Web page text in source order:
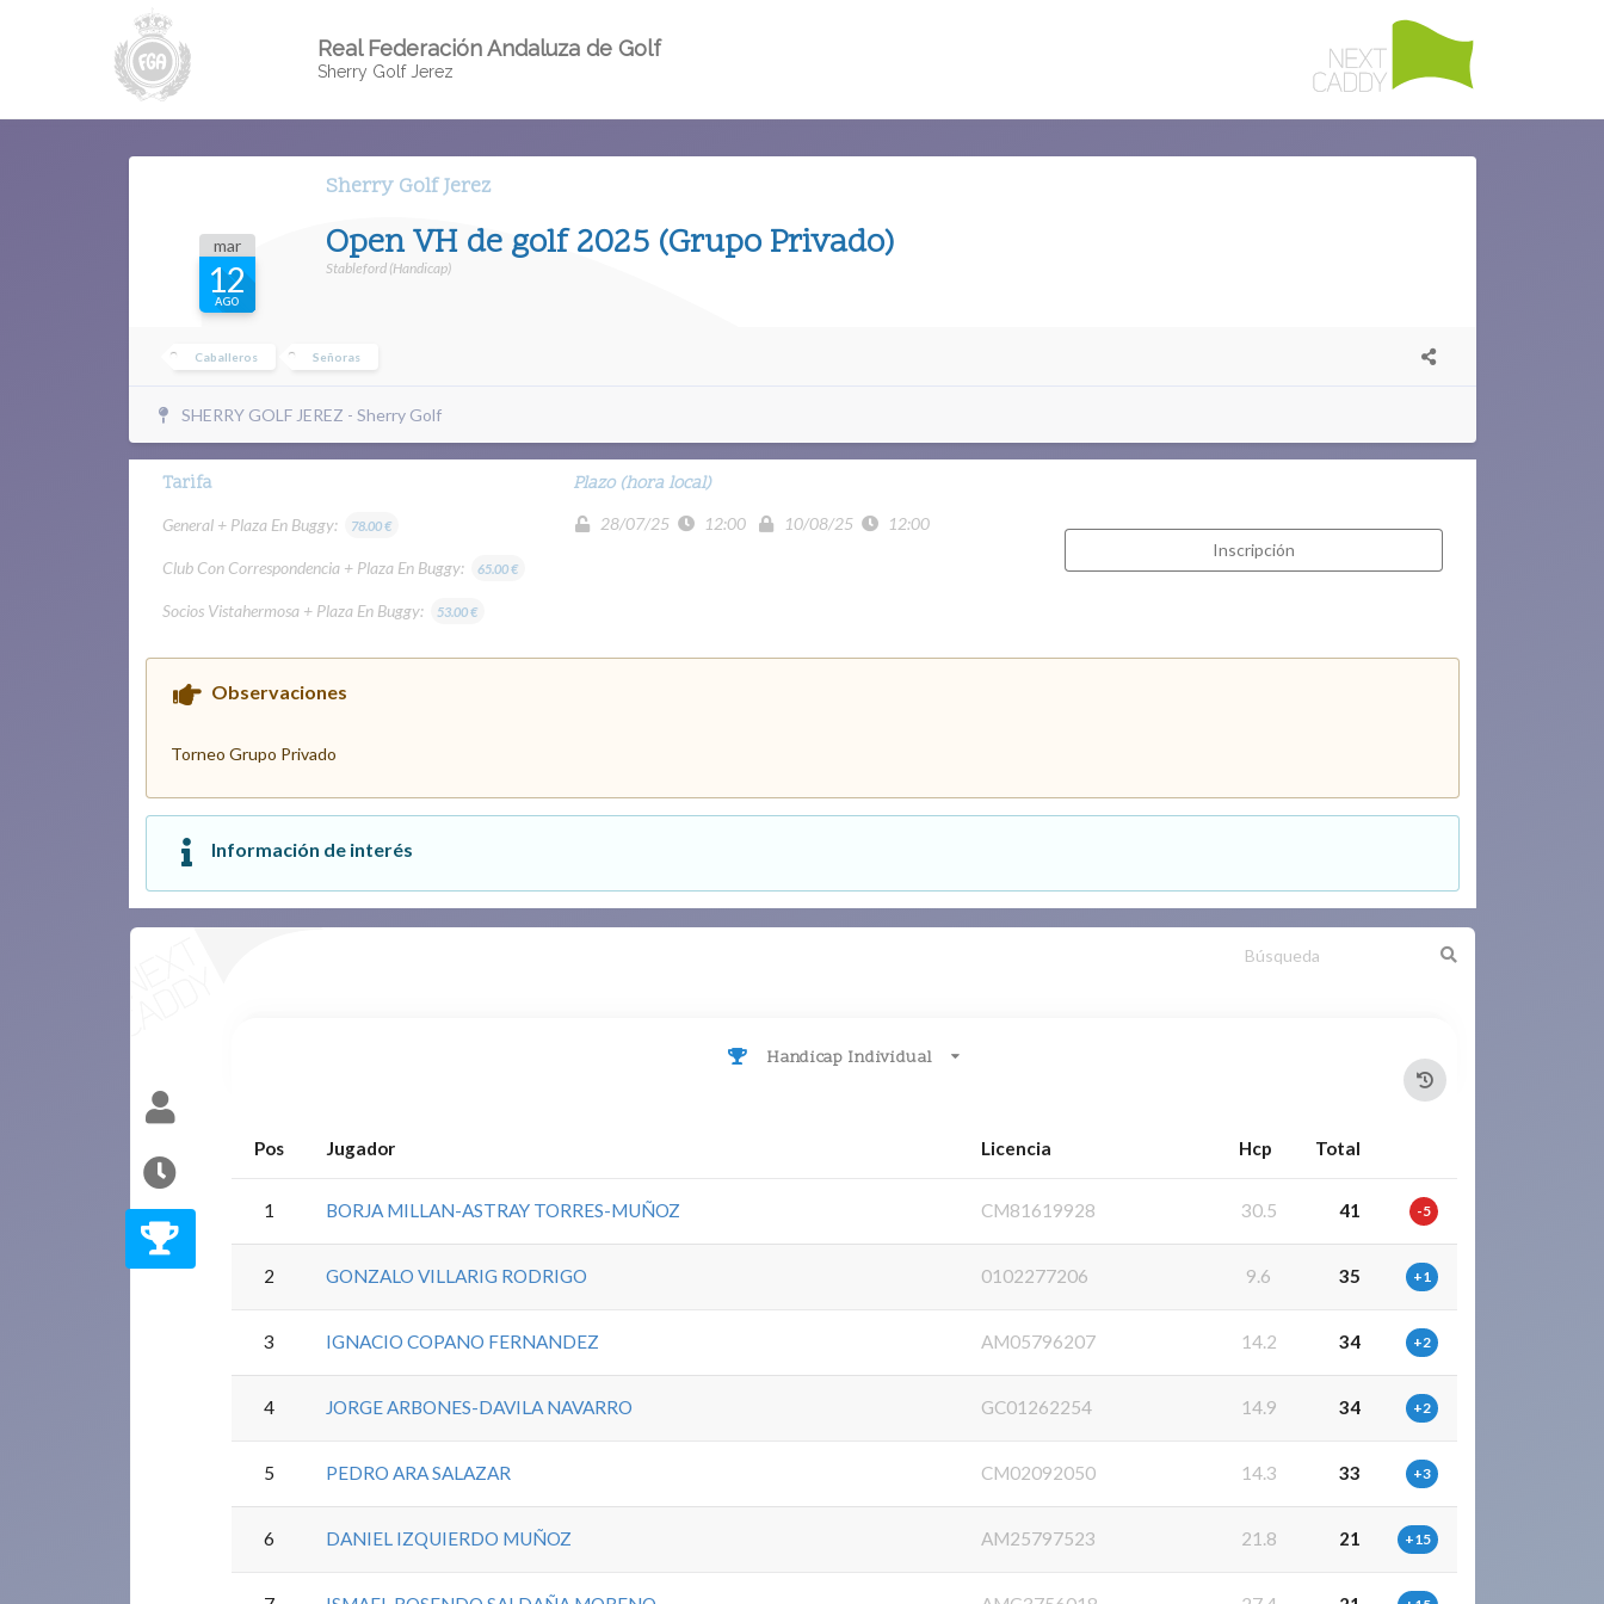
Real Federación Andaluza de Golf
Sherry Golf Jerez
Sherry Golf Jerez
mar
12
AGO
Open VH de golf 2025 (Grupo Privado)
Stableford (Handicap)
Caballeros Señoras
SHERRY GOLF JEREZ - Sherry Golf
Tarifa
General + Plaza En Buggy: 78.00 €
Club Con Correspondencia + Plaza En Buggy: 65.00 €
Socios Vistahermosa + Plaza En Buggy: 53.00 €
Plazo (hora local)
28/07/25 12:00 10/08/25
12:00
Inscripción
Observaciones
Torneo Grupo Privado
Información de interés
Handicap Individual
Pos Jugador Licencia Hcp Total
1 BORJA MILLAN-ASTRAY TORRES-MUÑOZ CM81619928 30.5 41 -5
2 GONZALO VILLARIG RODRIGO 0102277206 9.6 35 +1
3 IGNACIO COPANO FERNANDEZ AM05796207 14.2 34 +2
4 JORGE ARBONES-DAVILA NAVARRO GC01262254 14.9 34 +2
5 PEDRO ARA SALAZAR CM02092050 14.3 33 +3
6 DANIEL IZQUIERDO MUÑOZ AM25797523 21.8 21 +15